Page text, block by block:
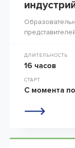
ДЛИТЕЛЬНОСТЬ
16 часов
СТАРТ
С момента